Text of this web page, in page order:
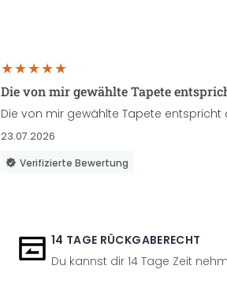
Die von mir gewählte Tapete
Die von mir gewählte Tapete
23.07.2026
Verifizierte Bewertung
14 TAGE RÜCKGABERECHT
Du kannst dir 14 Tage Zeit